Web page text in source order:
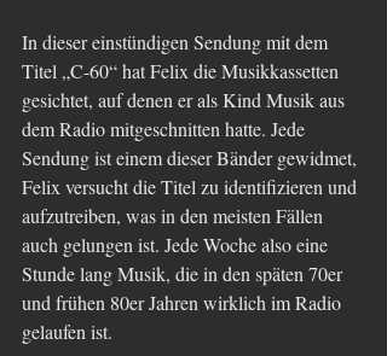
In dieser einstündigen Sendung mit dem
Titel „C-60“ hat Felix die Musikkassetten
gesichtet, auf denen er als Kind Musik aus
dem Radio mitgeschnitten hatte. Jede
Sendung ist einem dieser Bänder gewidmet,
Felix versucht die Titel zu identifizieren und
aufzutreiben, was in den meisten Fällen
auch gelungen ist. Jede Woche also eine
Stunde lang Musik, die in den späten 70er
und frühen 80er Jahren wirklich im Radio
gelaufen ist.